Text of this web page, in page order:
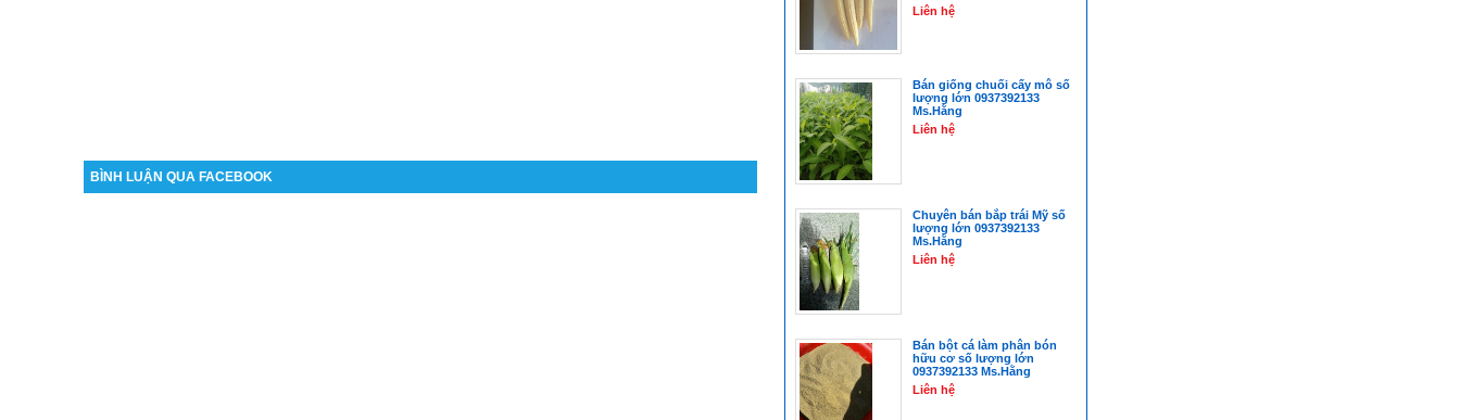
BÌNH LUẬN QUA FACEBOOK
Liên hệ
Bán giống chuối cấy mô số
lượng lớn 0937392133
Ms.Hằng
Liên hệ
Chuyên bán bắp trái Mỹ số
lượng lớn 0937392133
Ms.Hằng
Liên hệ
Bán bột cá làm phân bón
hữu cơ số lượng lớn
0937392133 Ms.Hằng
Liên hệ